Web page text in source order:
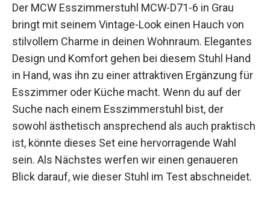
Der MCW Esszimmerstuhl MCW-D71-6 in Grau
bringt mit seinem Vintage-Look einen Hauch von
stilvollem Charme in deinen Wohnraum. Elegantes
Design und Komfort gehen bei diesem Stuhl Hand
in Hand, was ihn zu einer attraktiven Ergänzung für
Esszimmer oder Küche macht. Wenn du auf der
Suche nach einem Esszimmerstuhl bist, der
sowohl ästhetisch ansprechend als auch praktisch
ist, könnte dieses Set eine hervorragende Wahl
sein. Als Nächstes werfen wir einen genaueren
Blick darauf, wie dieser Stuhl im Test abschneidet.